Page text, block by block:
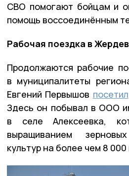
СВО помогают бойцам и
помощь воссоединённым
Рабочая поездка в
Продолжаются рабочие
в муниципалитеты
Евгений Первышов посетил
Здесь он побывал в ООО
в селе Алексеевка,
выращиванием
культур на более чем 8 000